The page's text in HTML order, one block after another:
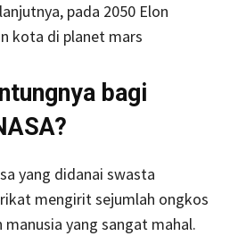
pada 2050 Elon
kota di planet mars
bagi
yang didanai swasta
mengirit sejumlah ongkos
yang sangat mahal.